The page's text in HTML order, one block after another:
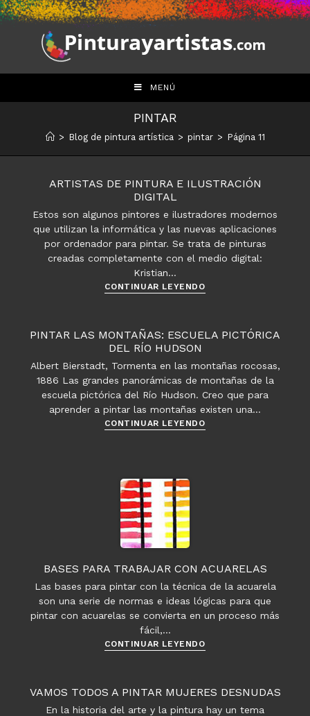
Saltar
al
contenido
MENÚ
PINTAR
> Blog de pintura artística > pintar > Página 11
ARTISTAS DE PINTURA E ILUSTRACIÓN
DIGITAL
Estos son algunos pintores e ilustradores modernos
que utilizan la informática y las nuevas aplicaciones
por ordenador para pintar. Se trata de pinturas
creadas completamente con el medio digital:
Kristian…
CONTINUAR LEYENDOArtistas
e
PINTAR LAS MONTAÑAS: ESCUELA PICTÓRICA
DEL RÍO HUDSON
Albert Bierstadt, Tormenta en las montañas rocosas,
1886 Las grandes panorámicas de montañas de la
escuela pictórica del Río Hudson. Creo que para
aprender a pintar las montañas existen una…
CONTINUAR LEYENDOPintar
BASES PARA TRABAJAR CON ACUARELAS
Las bases para pintar con la técnica de la acuarela
son una serie de normas e ideas lógicas para que
pintar con acuarelas se convierta en un proceso más
fácil,…
CONTINUAR LEYENDOBases
con
VAMOS TODOS A PINTAR MUJERES DESNUDAS
En la historia del arte y la pintura hay un tema